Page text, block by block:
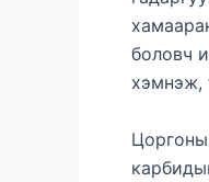
боловч
хэмнэж,